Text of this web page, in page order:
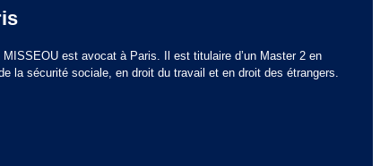
est avocat à Paris. Il est titulaire d’un Master 2 en
la sécurité sociale, en droit du travail et en droit des étrangers.